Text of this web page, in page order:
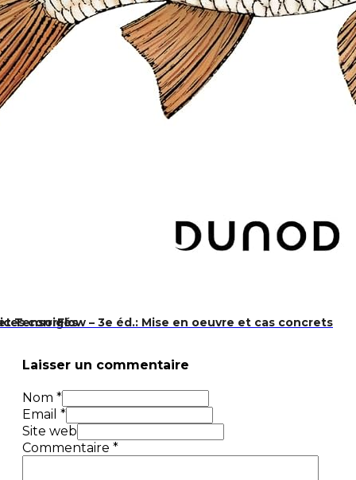
corrigés
TensorFlow – 3e éd.: Mise en oeuvre et cas concrets
Laisser un commentaire
Nom *
Email *
Site web
Commentaire *